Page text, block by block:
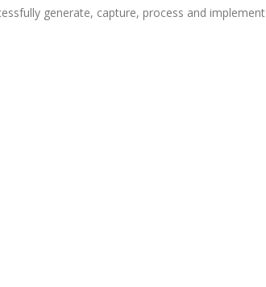
generate, capture, process and implement